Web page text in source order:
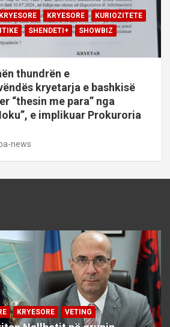
KRYESORE KRYESORE
KURIOZITETE
SHENDETI+
SHOWBIZ
thundrën e
kryetarja e bashkisë
“thesin me para” nga
e implikuar Prokuroria
news
KRYESORE VETING